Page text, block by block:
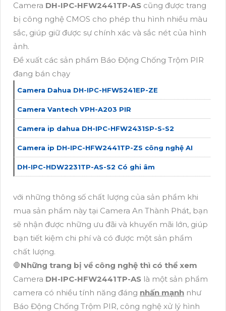
Camera DH-IPC-HFW2441TP-AS cũng được trang
bị công nghệ CMOS cho phép thu hình nhiều màu
sắc, giúp giữ được sự chính xác và sắc nét của hình
ảnh.
Đề xuất các sản phẩm Báo Động Chống Trộm PIR
đang bán chạy
Camera Dahua DH-IPC-HFW5241EP-ZE
Camera Vantech VPH-A203 PIR
Camera ip dahua DH-IPC-HFW2431SP-S-S2
Camera ip DH-IPC-HFW2441TP-ZS công nghệ AI
DH-IPC-HDW2231TP-AS-S2 Có ghi âm
với những thông số chất lượng của sản phẩm khi
mua sản phẩm này tại Camera An Thành Phát, bạn
sẽ nhận được những ưu đãi và khuyến mãi lớn, giúp
bạn tiết kiệm chi phí và có được một sản phẩm
chất lượng.
🛑Những trang bị về công nghệ thì có thể xem
Camera DH-IPC-HFW2441TP-AS là một sản phẩm
camera có nhiều tính năng đáng nhấn mạnh như
Báo Động Chống Trộm PIR, công nghệ xử lý hình